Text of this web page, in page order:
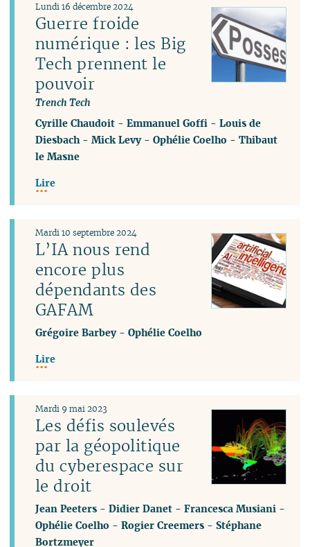
Guerre froide
numérique : les Big
Tech prennent le
pouvoir
Trench Tech
Lundi 16 décembre 2024
Cyrille Chaudoit -Emmanuel Goffi -Louis de
Diesbach -Mick Levy-Ophélie Coelho -Thibaut
le Masne
Lire
L’IA nous rend
encore plus
dépendants des
GAFAM
Mardi 10 septembre 2024
Grégoire Barbey-Ophélie Coelho
Lire
Les défis soulevés
par la géopolitique
du cyberespace sur
le droit
Mardi 9 mai 2023
Jean Peeters -Didier Danet -Francesca Musiani -
Ophélie Coelho -Rogier Creemers -Stéphane
Bortzmeyer